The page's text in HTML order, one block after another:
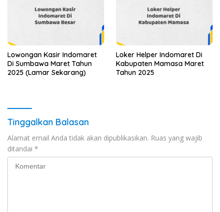
Lowongan Kasir Indomaret
Di Sumbawa Maret Tahun
2025 (Lamar Sekarang)
Loker Helper Indomaret Di
Kabupaten Mamasa Maret
Tahun 2025
Tinggalkan Balasan
Alamat email Anda tidak akan dipublikasikan. Ruas yang wajib
ditandai *